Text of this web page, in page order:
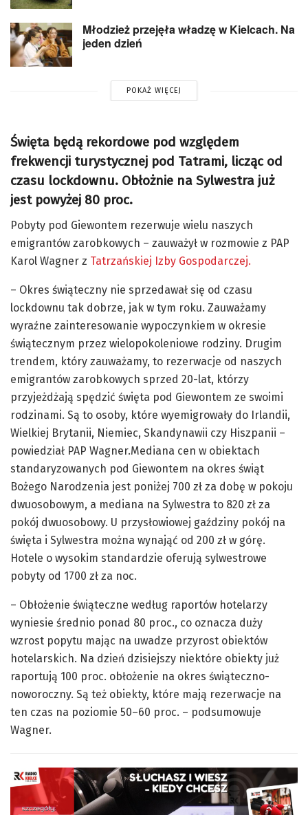
Młodzież przejęła władzę w Kielcach. Na
jeden dzień
POKAŻ WIĘCEJ
Święta będą rekordowe pod względem
frekwencji turystycznej pod Tatrami, licząc od
czasu lockdownu. Obłożnie na Sylwestra już
jest powyżej 80 proc.
Pobyty pod Giewontem rezerwuje wielu naszych
emigrantów zarobkowych – zauważył w rozmowie z PAP
Karol Wagner z Tatrzańskiej Izby Gospodarczej.
– Okres świąteczny nie sprzedawał się od czasu
lockdownu tak dobrze, jak w tym roku. Zauważamy
wyraźne zainteresowanie wypoczynkiem w okresie
świątecznym przez wielopokoleniowe rodziny. Drugim
trendem, który zauważamy, to rezerwacje od naszych
emigrantów zarobkowych sprzed 20-lat, którzy
przyjeżdżają spędzić święta pod Giewontem ze swoimi
rodzinami. Są to osoby, które wyemigrowały do Irlandii,
Wielkiej Brytanii, Niemiec, Skandynawii czy Hiszpanii –
powiedział PAP Wagner.Mediana cen w obiektach
standaryzowanych pod Giewontem na okres świąt
Bożego Narodzenia jest poniżej 700 zł za dobę w pokoju
dwuosobowym, a mediana na Sylwestra to 820 zł za
pokój dwuosobowy. U przysłowiowej gaździny pokój na
święta i Sylwestra można wynająć od 200 zł w górę.
Hotele o wysokim standardzie oferują sylwestrowe
pobyty od 1700 zł za noc.
– Obłożenie świąteczne według raportów hotelarzy
wyniesie średnio ponad 80 proc., co oznacza duży
wzrost popytu mając na uwadze przyrost obiektów
hotelarskich. Na dzień dzisiejszy niektóre obiekty już
raportują 100 proc. obłożenie na okres świąteczno-
noworoczny. Są też obiekty, które mają rezerwacje na
ten czas na poziomie 50–60 proc. – podsumowuje
Wagner.